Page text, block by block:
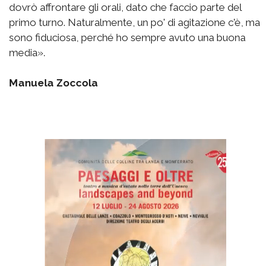
dovrò affrontare gli orali, dato che faccio parte del
primo turno. Naturalmente, un po' di agitazione c'è, ma
sono fiduciosa, perché ho sempre avuto una buona
media».
Manuela Zoccola